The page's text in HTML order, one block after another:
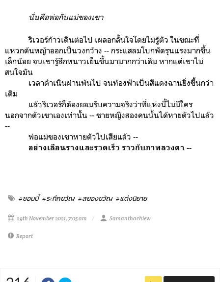
นั่นคือพ่อกับแม่ของเขา
ริเวอร์ก้าวเดินต่อไป เผลอกลั้นใจโดยไม่รู้ตัว ในขณะที่
แหวกต้นหญ้าออกเป็นวงกว้าง -- กระแสลมโบกพัดรุนแรงมากขึ้น
เล็กน้อย จนเขารู้สึกหนาวเย็นขึ้นมามากกว่าเดิม หากแต่เขาไม่
สนใจมัน
เวลาดำเนินผ่านพ้นไป จนท้องฟ้าเป็นสีแดงฉานยิ่งขึ้นกว่า
เดิม
แล้วริเวอร์ก็ต้องยอมรับความจริงว่าที่แห่งนี้ไม่มีใคร
นอกจากตัวเขาเองเท่านั้น -- ชายหญิงสองคนนั้นได้หายตัวไปแล้ว
--
พ่อแม่ของเขาหายตัวไปเสียแล้ว --
อย่างเลือนรางและรวดเร็ว ราวกับภาพลวงตา --
#ซอมบี้ #ระทึกขวัญ #สยองขวัญ #แต่งนิยาย
29th November 2021, 7:05 am Samanthachiew
Report